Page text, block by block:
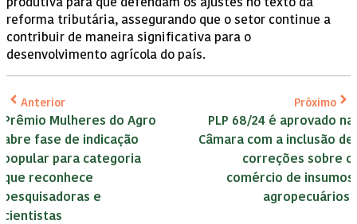
produtiva para que defendam os ajustes no texto da
reforma tributária, assegurando que o setor continue a
contribuir de maneira significativa para o
desenvolvimento agrícola do país.
Anterior
Prêmio Mulheres do Agro
abre fase de indicação
popular para categoria
que reconhece
pesquisadoras e
cientistas
Próximo
PLP 68/24 é aprovado na
Câmara com a inclusão de
correções sobre o
comércio de insumos
agropecuários.